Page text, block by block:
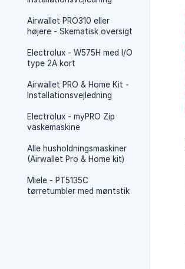
Airwallet PRO310 eller
højere - Skematisk oversigt
Electrolux - W575H med I/O
type 2A kort
Airwallet PRO & Home Kit -
Installationsvejledning
Electrolux - myPRO Zip
vaskemaskine
Alle husholdningsmaskiner
(Airwallet Pro & Home kit)
Miele - PT5135C
tørretumbler med møntstik